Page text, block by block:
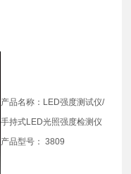
产品名称：LED强度测试仪/
手持式LED光照强度检测仪
产品型号： 3809